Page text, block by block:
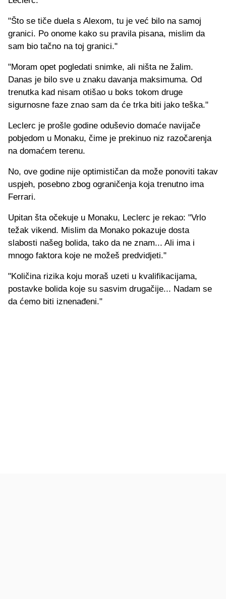
"Što se tiče duela s Alexom, tu je već bilo na samoj
granici. Po onome kako su pravila pisana, mislim da
sam bio tačno na toj granici."
"Moram opet pogledati snimke, ali ništa ne žalim.
Danas je bilo sve u znaku davanja maksimuma. Od
trenutka kad nisam otišao u boks tokom druge
sigurnosne faze znao sam da će trka biti jako teška."
Leclerc je prošle godine oduševio domaće navijače
pobjedom u Monaku, čime je prekinuo niz razočarenja
na domaćem terenu.
No, ove godine nije optimističan da može ponoviti takav
uspjeh, posebno zbog ograničenja koja trenutno ima
Ferrari.
Upitan šta očekuje u Monaku, Leclerc je rekao: "Vrlo
težak vikend. Mislim da Monako pokazuje dosta
slabosti našeg bolida, tako da ne znam... Ali ima i
mnogo faktora koje ne možeš predvidjeti."
"Količina rizika koju moraš uzeti u kvalifikacijama,
postavke bolida koje su sasvim drugačije... Nadam se
da ćemo biti iznenađeni."